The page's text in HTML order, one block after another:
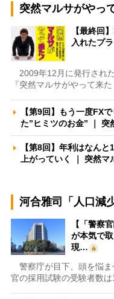
突然マルサがやっ
【最終回
入れたプ
2009年12月に発行され
『突然マルサがやって来
【第9回】もう一度FX
た”ヒミツのお金” ｜
【第8回】年利はなん
上がっていく ｜ 突然
河合雅司「人口減
【「警察
が本気で
現…
警察庁が目下、頭を悩ま
官の採用試験の受験者数